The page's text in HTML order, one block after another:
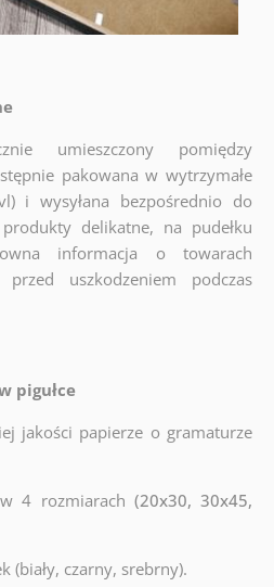
umieszczony pomiędzy
pakowana w wytrzymałe
i wysyłana bezpośrednio do
delikatne, na pudełku
informacja o towarach
uszkodzeniem podczas
pigułce
jakości papierze o gramaturze
4 rozmiarach (20x30, 30x45,
(biały, czarny, srebrny).